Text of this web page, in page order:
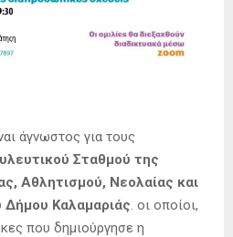
άγνωστος για τους
Σταθμού της
Αθλητισμού, Νεολαίας και
Καλαμαριάς . οι οποίοι,
που δημιούργησε η